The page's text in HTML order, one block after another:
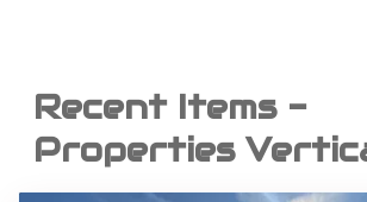
Recent Items -
Properties